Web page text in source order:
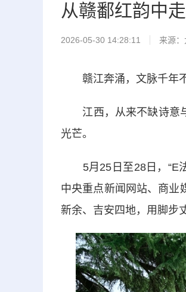
从赣鄱红韵中
2026-05-30 14:28:11 来源：
赣江奔涌，文脉千年不
江西，从来不缺诗意与
光芒。
5月25日至28日，“E法
中央重点新闻网站、商业
新余、吉安四地，用脚步